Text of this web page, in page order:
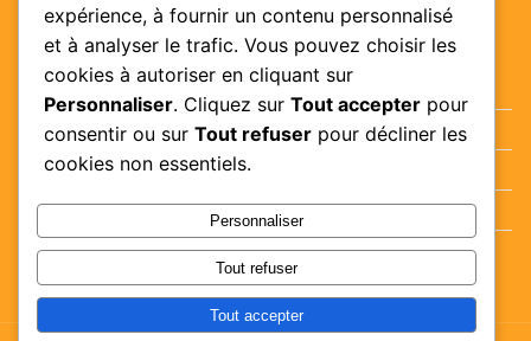
Informations utiles
Politique de confidentialité
Conditions générales d’utilisation
Mentions légales
Nos auteurs
Nous contacter
expérience, à fournir un contenu personnalisé
et à analyser le trafic. Vous pouvez choisir les
cookies à autoriser en cliquant sur
Personnaliser. Cliquez sur Tout accepter pour
consentir ou sur Tout refuser pour décliner les
cookies non essentiels.
Personnaliser
Tout refuser
Tout accepter